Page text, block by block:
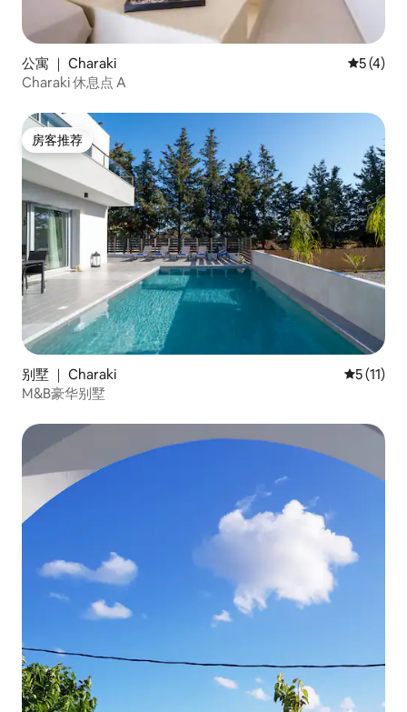
公寓 ｜ Charaki 平均评分
5 (4)
Charaki 休息点 A
房客推荐
房客推荐
别墅 ｜ Charaki 平均评分
5 (11)
M&B豪华别墅